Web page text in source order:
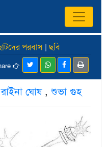
পরবাস |ছবি
রাইনা ঘোষ, শুভা গুহ